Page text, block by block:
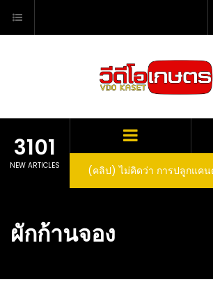
content
3101
NEW ARTICLES
(คลิป) ไม่คิดว่า การปลูกแคน
ลูกโตและหวานขนาดนี้ I
ผักก้านจอง